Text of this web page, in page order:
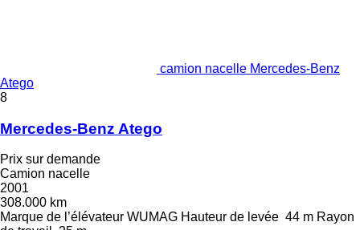
camion nacelle Mercedes-Benz
Atego
8
Mercedes-Benz Atego
Prix sur demande
Camion nacelle
2001
308.000 km
Marque de l’élévateur WUMAG Hauteur de levée 44 m Rayon